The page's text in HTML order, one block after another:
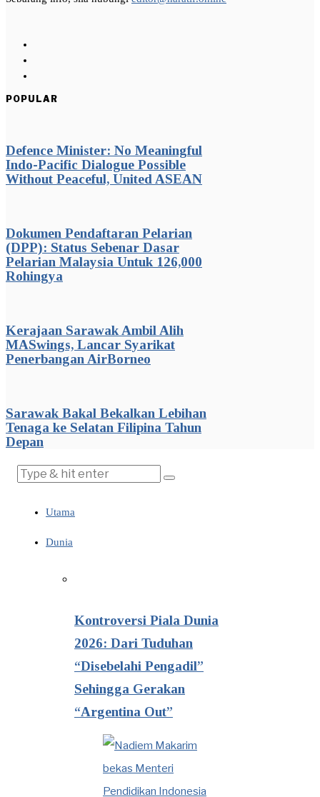
POPULAR
Defence Minister: No Meaningful
Indo-Pacific Dialogue Possible
Without Peaceful, United ASEAN
Dokumen Pendaftaran Pelarian
(DPP): Status Sebenar Dasar
Pelarian Malaysia Untuk 126,000
Rohingya
Kerajaan Sarawak Ambil Alih
MASwings, Lancar Syarikat
Penerbangan AirBorneo
Sarawak Bakal Bekalkan Lebihan
Tenaga ke Selatan Filipina Tahun
Depan
Utama
Dunia
Kontroversi Piala Dunia
2026: Dari Tuduhan
“Disebelahi Pengadil”
Sehingga Gerakan
“Argentina Out”